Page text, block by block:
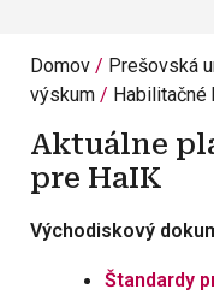
Domov Prešovská
výskum
Habilitačné
Aktuálne
pre HaIK
Východiskový
Štandardy